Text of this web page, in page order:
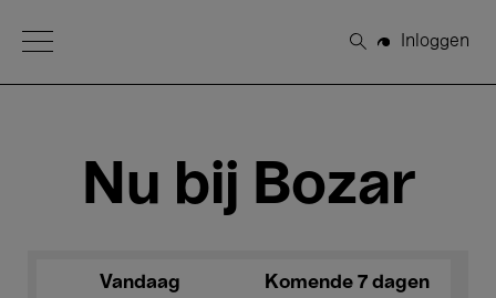
Open Menu
Zoeken
Inloggen
Nu bij Bozar
Vandaag Komende 7 dagen